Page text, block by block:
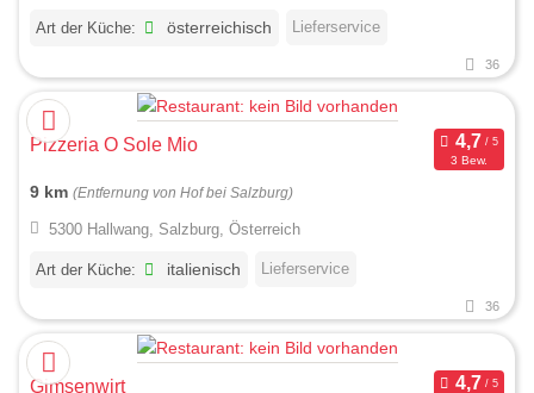
Art der Küche: österreichisch Lieferservice
36
Pizzeria O Sole Mio
3 Bew.
9 km (Entfernung von Hof bei Salzburg)
5300 Hallwang, Salzburg, Österreich
Art der Küche: italienisch Lieferservice
36
Gimsenwirt